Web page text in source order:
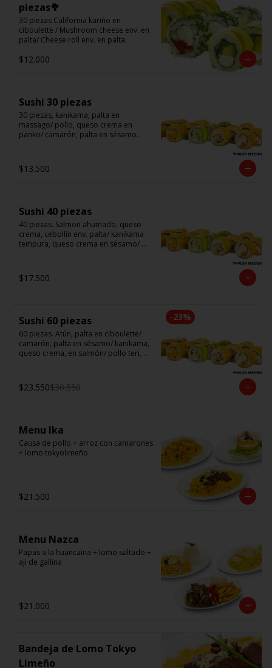
piezas🥦
30 piezas California kariño en
ciboulette / Mushroom cheese env. en
palta/ Cheese roll env. en palta.
$12.000
Sushi 30 piezas
30 piezas, kanikama, palta en
massago/ pollo, queso crema en
panko/ camarón, palta en sésamo.
$13.500
Sushi 40 piezas
40 piezas. Salmon ahumado, queso
crema, cebollín env. palta/ kanikama
tempura, queso crema en sésamo/
$17.500
-23%
Sushi 60 piezas
60 piezas. Atún, palta en ciboulette/
camarón, palta en sésamo/ kanikama,
queso crema, en salmón/ pollo teri,
panko/ camarón, queso crema, en
panko.
$23.550$30.550
Menu Ika
Causa de pollo + arroz con camarones
+ lomo tokyolimeño
$21.500
Menu Nazca
Papas a la huancaina + lomo saltado +
aji de gallina
$21.000
Bandeja de Lomo Tokyo
Limeño